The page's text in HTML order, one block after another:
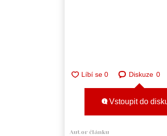
Diskuze 0
Vstoupit do
Autor článku